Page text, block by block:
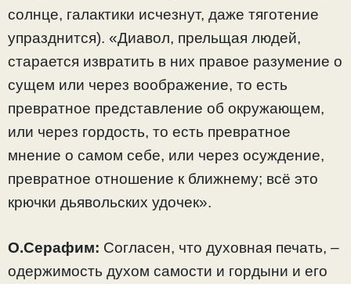
солнце, галактики исчезнут, даже тяготение
упразднится). «Диавол, прельщая людей,
старается извратить в них правое разумение о
сущем или через воображение, то есть
превратное представление об окружающем,
или через гордость, то есть превратное
мнение о самом себе, или через осуждение,
превратное отношение к ближнему; всё это
крючки дьявольских удочек».
О.Серафим: Согласен, что духовная печать, –
одержимость духом самости и гордыни и его